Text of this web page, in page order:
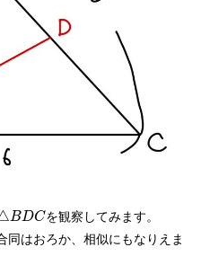
BDC
△ BDCを観察してみます。
同はおろか、相似にもなりえま